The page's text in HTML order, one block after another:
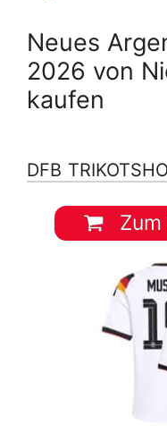
Neues
2026 von
kaufen
DFB